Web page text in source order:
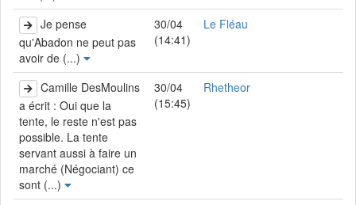
Je pense
qu'Abadon ne peut pas
avoir de (...)
30/04
(14:41)
Le Fléau
Camille DesMoulins
a écrit : Oui que la
tente, le reste n'est pas
possible. La tente
servant aussi à faire un
marché (Négociant) ce
sont (...)
30/04
(15:45)
Rhetheor